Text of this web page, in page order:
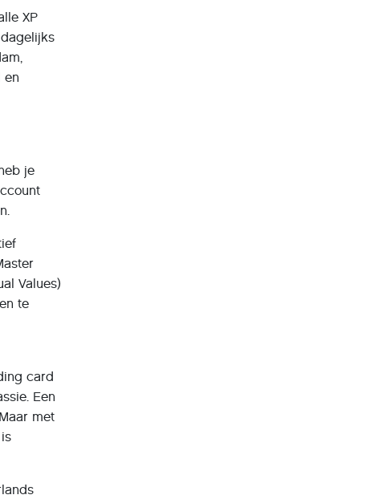
XP
en
je
Values)
te
card
Een
met